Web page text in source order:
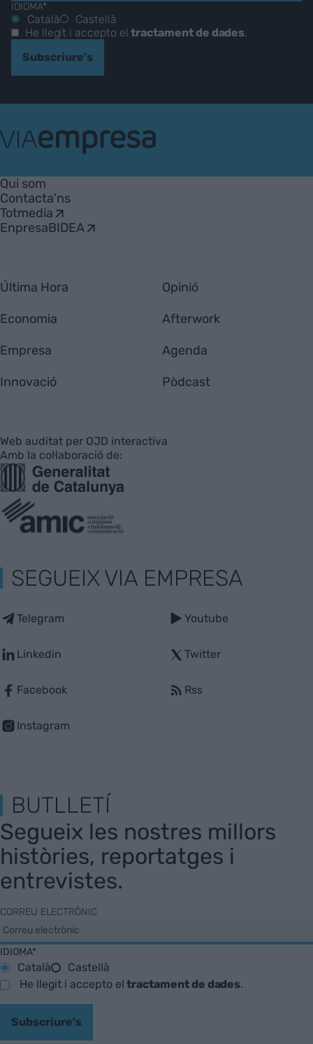
IDIOMA*
Català
Castellà
He llegit i accepto eltractament de dades.
Subscriure's
Empresa
Qui som
Contacta'ns
Totmedia
EnpresaBIDEA
Última Hora
Economia
Empresa
Innovació
Opinió
Afterwork
Agenda
Pòdcast
Web auditat per OJD interactiva
Amb la col·laboració de:
SEGUEIX VIA EMPRESA
Telegram
Linkedin
Facebook
Instagram
Youtube
Twitter
Rss
BUTLLETÍ
Segueix les nostres millors
històries, reportatges i
entrevistes.
CORREU ELECTRÒNIC
IDIOMA*
Català
Castellà
He llegit i accepto eltractament de dades.
Subscriure's